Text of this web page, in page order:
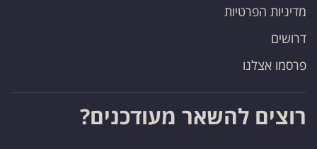
מדיניות הפרטיות
דרושים
פרסמו אצלנו
רוצים להשאר מעודכנים?